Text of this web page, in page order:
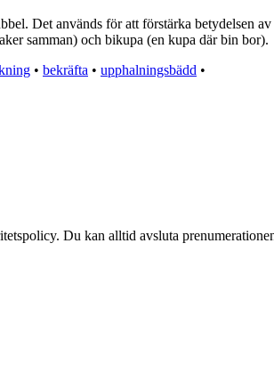
Det används för att förstärka betydelsen
samman) och bikupa (en kupa där bin bor).
• bekräfta • upphalningsbädd •
Du kan alltid avsluta